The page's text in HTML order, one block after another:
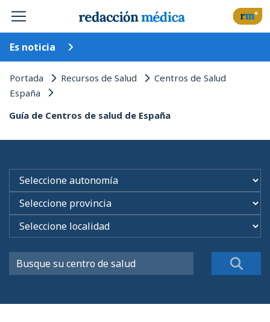
Es noticia
Portada Recursos de Salud Centros de Salud
España
Guía de Centros de salud de España